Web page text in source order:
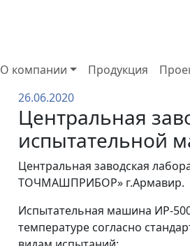
О компании Продукция
26.06.2020
Центральная
испытательной
Центральная заводская
ТОЧМАШПРИБОР» г.Армавир.
Испытательная машина ИР-
температуре согласно